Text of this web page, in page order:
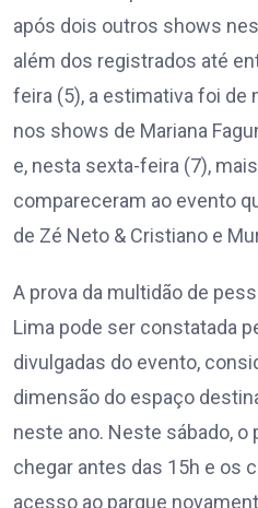
após dois outros shows
além dos registrados até
feira (5), a estimativa foi de
nos shows de Mariana
e, nesta sexta-feira (7),
compareceram ao evento
de Zé Neto & Cristiano e
A prova da multidão de
Lima pode ser constatada
divulgadas do evento,
dimensão do espaço
neste ano. Neste sábado,
chegar antes das 15h e os
acesso ao parque